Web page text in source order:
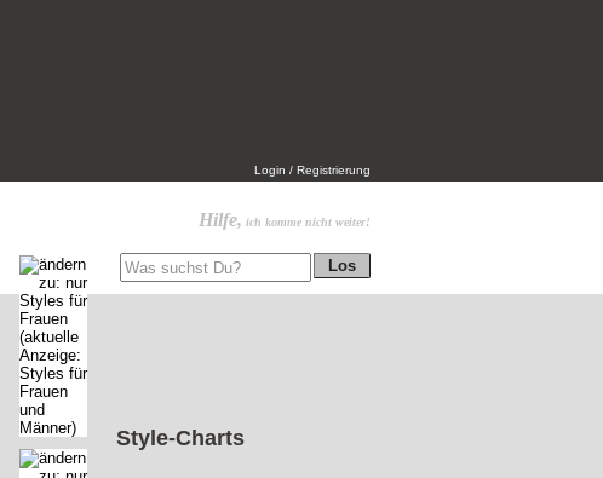
Login / Registrierung
Hilfe, ich komme nicht weiter!
Style-Charts